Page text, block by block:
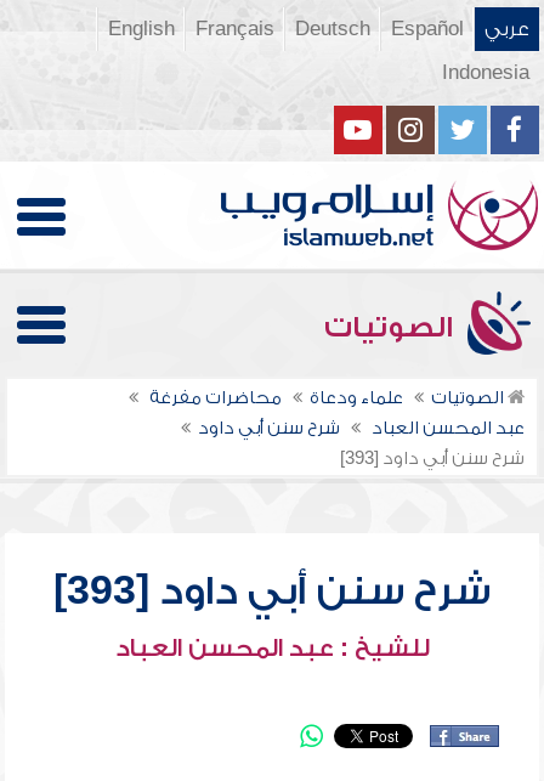
عربي Español
Deutsch
Français
English
Indonesia
الصوتيات
الصوتيات علماء ودعاة
محاضرات مفرغة
عبد المحسن العباد
شرح سنن أبي داود
شرح سنن أبي داود [393]
شرح سنن أبي داود [393]
للشيخ : عبد المحسن العباد